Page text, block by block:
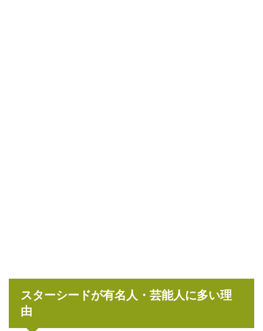
スターシードが有名人・芸能人に多い理
由